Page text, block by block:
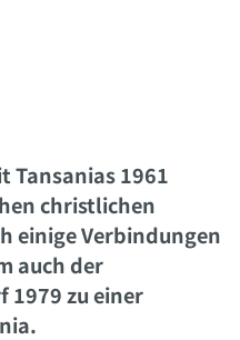
Tansanias 1961
christlichen
einige Verbindungen
auch der
1979 zu einer